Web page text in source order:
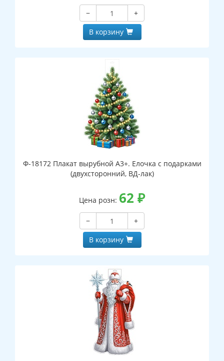
−
+
В корзину
Ф-18172 Плакат вырубной А3+. Елочка с подарками
(двухсторонний, ВД-лак)
Цена розн: 62 ₽
−
+
В корзину